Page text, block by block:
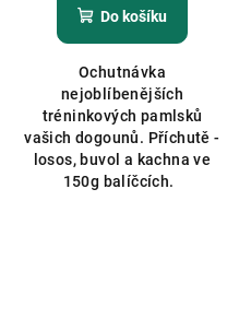
produktu
z
5
hvězdiček.
Do košíku
Ochutnávka
nejoblíbenějších
tréninkových pamlsků
vašich dogounů. Příchutě -
losos, buvol a kachna ve
150g balíčcích.